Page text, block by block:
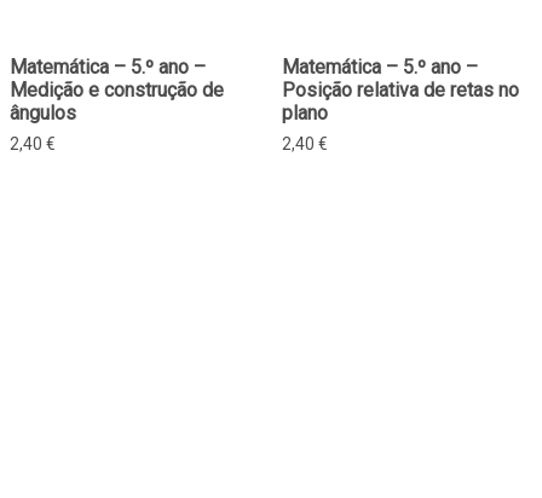
Matemática – 5.º ano –
Medição e construção de
ângulos
2,40 €
Matemática – 5.º ano –
Posição relativa de retas no
plano
2,40 €